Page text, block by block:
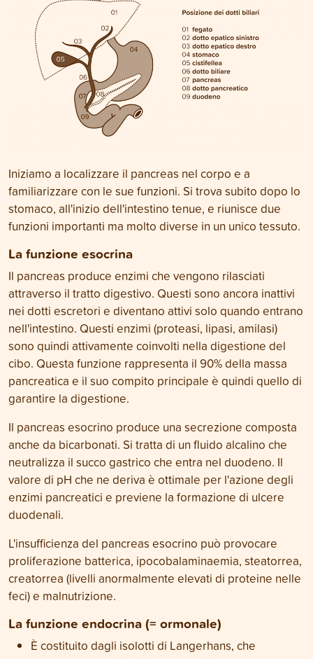
Iniziamo a localizzare il pancreas nel corpo e a
familiarizzare con le sue funzioni. Si trova subito dopo lo
stomaco, all'inizio dell'intestino tenue, e riunisce due
funzioni importanti ma molto diverse in un unico tessuto.
La funzione esocrina
Il pancreas produce enzimi che vengono rilasciati
attraverso il tratto digestivo. Questi sono ancora inattivi
nei dotti escretori e diventano attivi solo quando entrano
nell'intestino. Questi enzimi (proteasi, lipasi, amilasi)
sono quindi attivamente coinvolti nella digestione del
cibo. Questa funzione rappresenta il 90% della massa
pancreatica e il suo compito principale è quindi quello di
garantire la digestione.
Il pancreas esocrino produce una secrezione composta
anche da bicarbonati. Si tratta di un fluido alcalino che
neutralizza il succo gastrico che entra nel duodeno. Il
valore di pH che ne deriva è ottimale per l'azione degli
enzimi pancreatici e previene la formazione di ulcere
duodenali.
L'insufficienza del pancreas esocrino può provocare
proliferazione batterica, ipocobalaminaemia, steatorrea,
creatorrea (livelli anormalmente elevati di proteine nelle
feci) e malnutrizione.
La funzione endocrina (= ormonale)
È costituito dagli isolotti di Langerhans, che